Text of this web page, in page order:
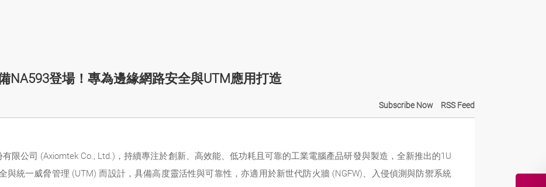
NA593登場！專為邊緣網路安全與UTM應用打造
Subscribe Now RSS Feed
限公司 (Axiomtek Co., Ltd.)，持續專注於創新、高效能、低功耗且可靠的工業電腦產品研發與製造，全新推出的1U
與統一威脅管理 (UTM) 而設計，具備高度靈活性與可靠性，亦適用於新世代防火牆 (NGFW)、入侵偵測與防禦系統